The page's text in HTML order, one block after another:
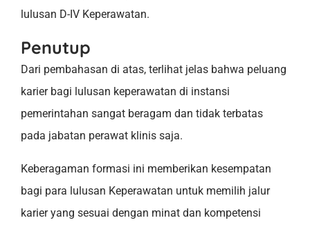
lulusan D-IV Keperawatan.
Penutup
Dari pembahasan di atas, terlihat jelas bahwa peluang
karier bagi lulusan keperawatan di instansi
pemerintahan sangat beragam dan tidak terbatas
pada jabatan perawat klinis saja.
Keberagaman formasi ini memberikan kesempatan
bagi para lulusan Keperawatan untuk memilih jalur
karier yang sesuai dengan minat dan kompetensi